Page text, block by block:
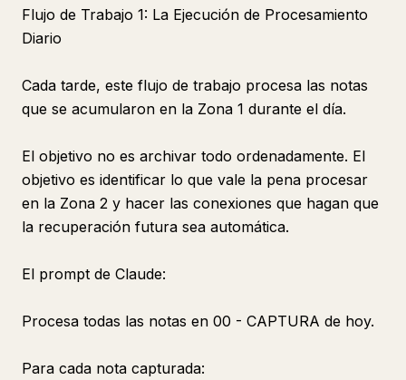
Flujo de Trabajo 1: La Ejecución de Procesamiento
Diario
Cada tarde, este flujo de trabajo procesa las notas
que se acumularon en la Zona 1 durante el día.
El objetivo no es archivar todo ordenadamente. El
objetivo es identificar lo que vale la pena procesar
en la Zona 2 y hacer las conexiones que hagan que
la recuperación futura sea automática.
El prompt de Claude:
Procesa todas las notas en 00 - CAPTURA de hoy.
Para cada nota capturada: